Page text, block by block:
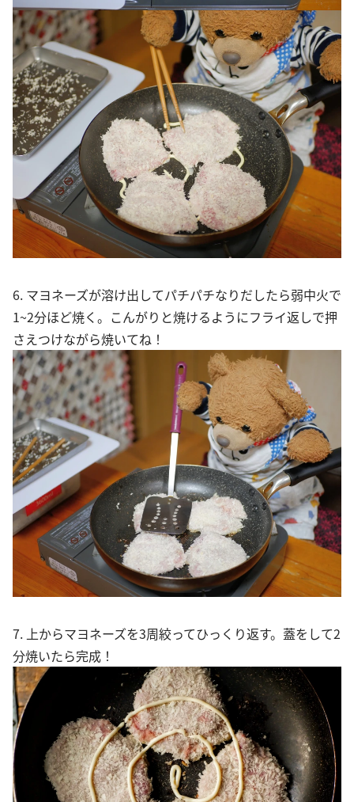
6. マヨネーズが溶け出してパチパチなりだしたら弱中火で
1~2分ほど焼く。こんがりと焼けるようにフライ返しで押
さえつけながら焼いてね！
7. 上からマヨネーズを3周絞ってひっくり返す。蓋をして2
分焼いたら完成！